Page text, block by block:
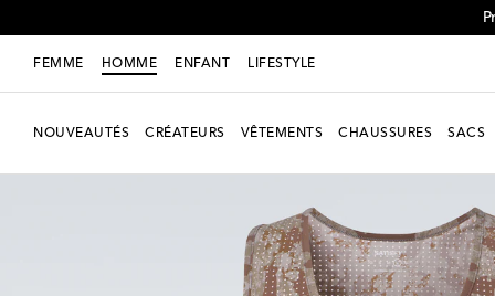
FEMME HOMME ENFANT LIFESTYLE
NOUVEAUTÉS CRÉATEURS VÊTEMENTS CHAUSSURES SACS